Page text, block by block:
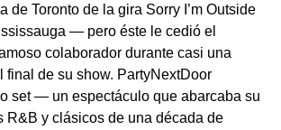
de Toronto de la gira Sorry I’m Outside
— pero éste le cedió el
colaborador durante casi una
final de su show. PartyNextDoor
set — un espectáculo que abarcaba su
R&B y clásicos de una década de